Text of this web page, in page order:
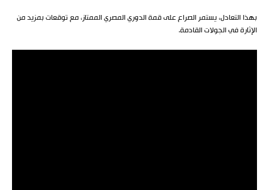
بهذا التعادل، يستمر الصراع على قمة الدوري المصري الممتاز، مع توقعات بمزيد من
الإثارة في الجولات القادمة.